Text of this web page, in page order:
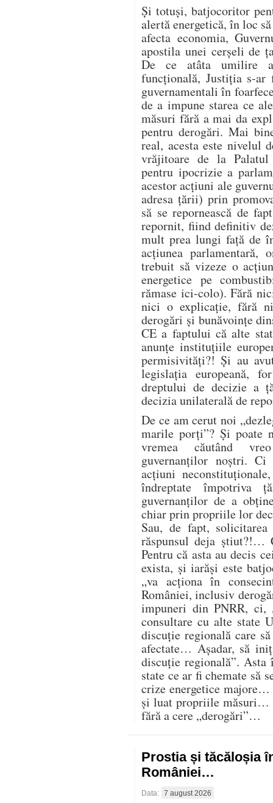
Și totuși, batjocoritor
alertă energetică, în loc
afecta economia,
apostila unei cerșeli de
De ce atâta umilire
funcțională, Justiția s-
guvernamentali în
de a impune starea ce
măsuri fără a mai da
pentru derogări. Mai
real, acesta este nivelul
vrăjitoare de la
pentru ipocrizie a
acestor acțiuni ale
adresa țării) prin
să se repornească de
repornit, fiind definitiv
mult prea lungi față de
acțiunea
trebuit să vizeze o
energetice pe
rămase ici-colo). Fără
nici o explicație, fără
derogări și bunăvoințe
CE a faptului că alte
anunțe instituțiile
permisivități?! Și au
legislația europeană,
dreptului de decizie a
decizia unilaterală de
De ce am cerut noi
marile porți”? Și poate
vremea căutând
guvernanților noștri.
acțiuni
îndreptate împotriva
guvernanților de a
chiar prin propriile lor
Sau, de fapt,
răspunsul deja știut?!…
Pentru că asta au decis
exista, și iarăși este
„va acționa în
României, inclusiv
impuneri din PNRR, ci,
consultare cu alte state
discuție regională care
afectate… Așadar, să
discuție regională”.
state ce ar fi chemate să
crize energetice
și luat propriile măsuri…
fără a cere „derogări”…
Prostia și tăcăloșia
României…
Data: 7 august 2026